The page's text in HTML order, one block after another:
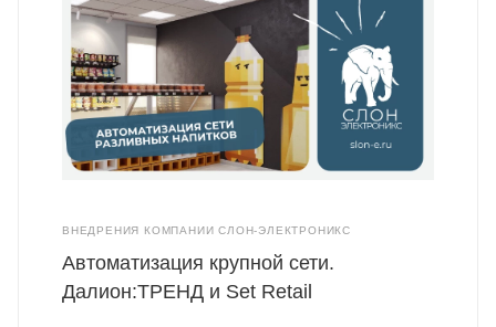
ВНЕДРЕНИЯ КОМПАНИИ СЛОН-ЭЛЕКТРОНИКС
Автоматизация крупной сети.
Далион:ТРЕНД и Set Retail